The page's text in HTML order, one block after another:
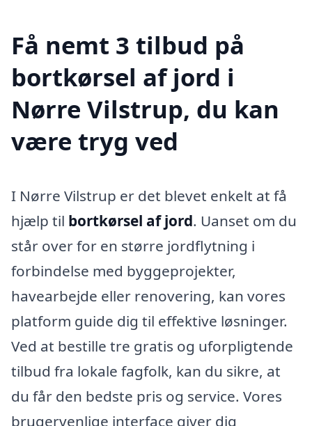
Få nemt 3 tilbud på
bortkørsel af jord i
Nørre Vilstrup, du kan
være tryg ved
I Nørre Vilstrup er det blevet enkelt at få
hjælp til bortkørsel af jord. Uanset om du
står over for en større jordflytning i
forbindelse med byggeprojekter,
havearbejde eller renovering, kan vores
platform guide dig til effektive løsninger.
Ved at bestille tre gratis og uforpligtende
tilbud fra lokale fagfolk, kan du sikre, at
du får den bedste pris og service. Vores
brugervenlige interface giver dig